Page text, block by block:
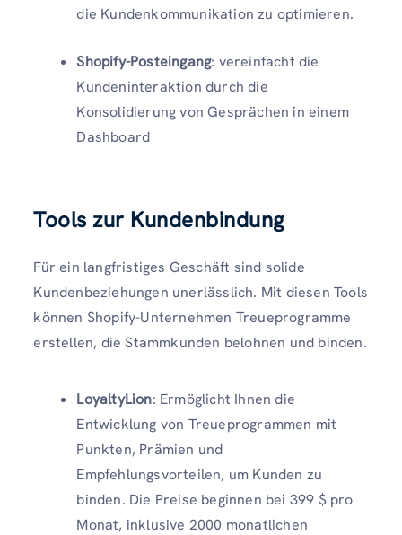
die Kundenkommunikation zu optimieren.
Shopify-Posteingang: vereinfacht die
Kundeninteraktion durch die
Konsolidierung von Gesprächen in einem
Dashboard
Tools zur Kundenbindung
Für ein langfristiges Geschäft sind solide
Kundenbeziehungen unerlässlich. Mit diesen Tools
können Shopify-Unternehmen Treueprogramme
erstellen, die Stammkunden belohnen und binden.
LoyaltyLion: Ermöglicht Ihnen die
Entwicklung von Treueprogrammen mit
Punkten, Prämien und
Empfehlungsvorteilen, um Kunden zu
binden. Die Preise beginnen bei 399 $ pro
Monat, inklusive 2000 monatlichen